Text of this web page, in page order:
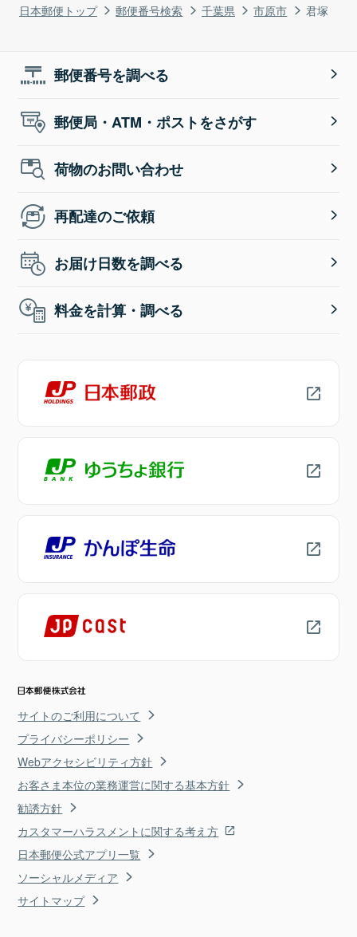
日本郵便トップ 郵便番号検索 千葉県 市原市 君塚
郵便番号を調べる
郵便局・ATM・ポストをさがす
荷物のお問い合わせ
再配達のご依頼
お届け日数を調べる
料金を計算・調べる
サイトのご利用について
プライバシーポリシー
Webアクセシビリティ方針
お客さま本位の業務運営に関する基本方針
勧誘方針
カスタマーハラスメントに関する考え方
日本郵便公式アプリ一覧
ソーシャルメディア
サイトマップ